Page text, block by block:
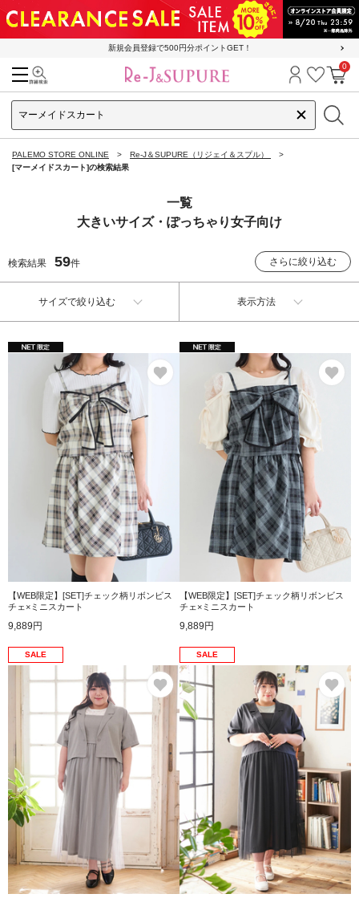
新規会員登録で500円分ポイントGET！
ログイン
お気に
カ
0
PALEMO STORE ONLINE
Re-J＆SUPURE（リジェイ＆スプル）
[マーメイドスカート]の検索結果
一覧
大きいサイズ・ぽっちゃり女子向け
検索結果 59件 さらに絞り込む
サイズで絞り込む 表示方法
【WEB限定】[SET]チェック柄リボンビス
チェ×ミニスカート
9,889円
【WEB限定】[SET]チェック柄リボンビス
チェ×ミニスカート
9,889円
SALE
お気に入り
SALE